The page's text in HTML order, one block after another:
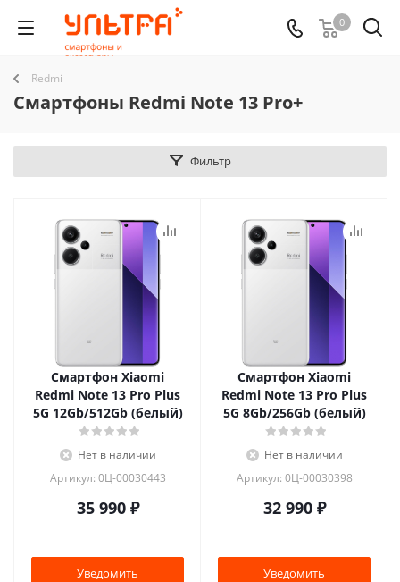
0
Redmi
Смартфоны Redmi Note 13 Pro+
Фильтр
Смартфон Xiaomi
Redmi Note 13 Pro Plus
5G 12Gb/512Gb (белый)
Нет в наличии
Артикул: 0Ц-00030443
35 990₽
Уведомить
Смартфон Xiaomi
Redmi Note 13 Pro Plus
5G 8Gb/256Gb (белый)
Нет в наличии
Артикул: 0Ц-00030398
32 990₽
Уведомить